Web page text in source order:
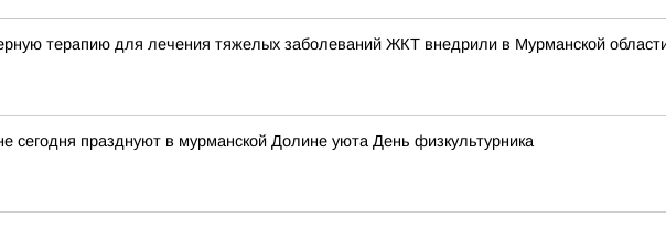
терапию для лечения тяжелых заболеваний ЖКТ внедрили в Мурманской
сегодня празднуют в мурманской Долине уюта День физкультурника